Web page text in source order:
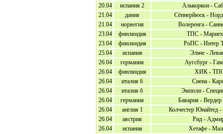
20.04
испания 2
Алькоркон -
21.04
дания
Сённерйюск -
21.04
норвегия
Волеренга -
23.04
финляндия
ТПС -
23.04
финляндия
РоПС - Интер
25.04
испания
Эльче -
26.04
германия
Аугсбург -
26.04
финляндия
ХИК -
26.04
италия б
Сиена -
26.04
италия б
Эмполи -
26.04
германия
Бавария -
26.04
англия 1
Колчестер Юнайтед
26.04
австрия
Рид -
26.04
испания
Хетафе -